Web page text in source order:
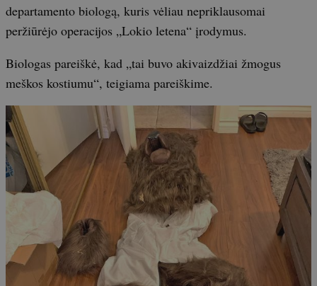
departamento biologą, kuris vėliau nepriklausomai
peržiūrėjo operacijos „Lokio letena“ įrodymus.
Biologas pareiškė, kad „tai buvo akivaizdžiai žmogus
meškos kostiumu“, teigiama pareiškime.